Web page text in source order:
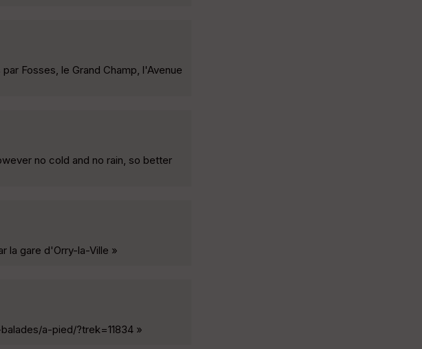
Fosses, le Grand Champ, l'Avenue
no cold and no rain, so better
la gare d'Orry-la-Ville »
a-pied/?trek=11834 »